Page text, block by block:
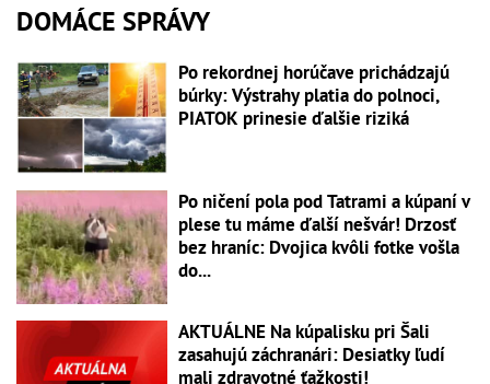
DOMÁCE SPRÁVY
Po rekordnej horúčave prichádzajú
búrky: Výstrahy platia do polnoci,
PIATOK prinesie ďalšie riziká
Po ničení pola pod Tatrami a kúpaní v
plese tu máme ďalší nešvár! Drzosť
bez hraníc: Dvojica kvôli fotke vošla
do...
AKTUÁLNE Na kúpalisku pri Šali
zasahujú záchranári: Desiatky ľudí
mali zdravotné ťažkosti!